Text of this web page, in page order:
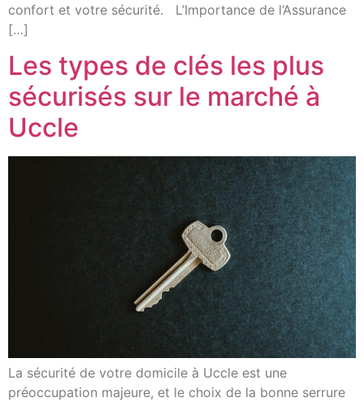
confort et votre sécurité. L’Importance de l’Assurance
[…]
Les types de clés les plus
sécurisés sur le marché à
Uccle
La sécurité de votre domicile à Uccle est une
préoccupation majeure, et le choix de la bonne serrure